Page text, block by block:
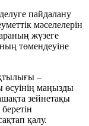
пайдалану
мәселелерін
жүзеге
төмендеуіне
–
өсуінің маңызды
зейнетақы
қалу.